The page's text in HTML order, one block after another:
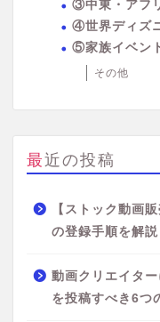
③中東・アフ
④世界ディズ
⑤家族イベン
その他
最近の投稿
【ストック動画
の登録手順を解
動画クリエイタ
を投稿すべき6つ